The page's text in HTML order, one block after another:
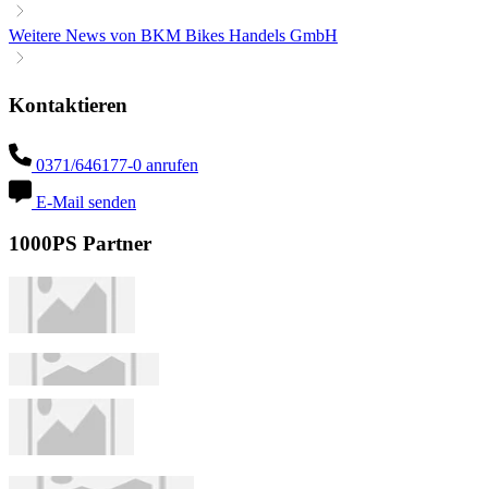
Weitere News von BKM Bikes Handels GmbH
Kontaktieren
0371/646177-0 anrufen
E-Mail senden
1000PS Partner